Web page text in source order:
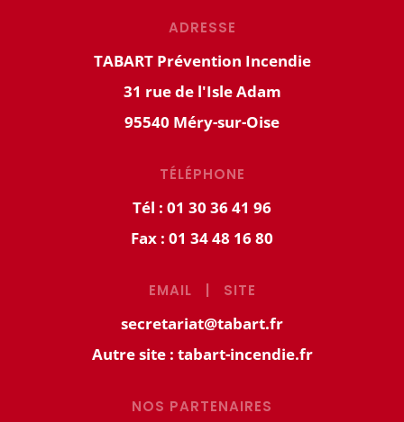
ADRESSE
TABART Prévention Incendie
31 rue de l'Isle Adam
95540 Méry-sur-Oise
TÉLÉPHONE
Tél : 01 30 36 41 96
Fax : 01 34 48 16 80
EMAIL | SITE
secretariat@tabart.fr
Autre site : tabart-incendie.fr
NOS PARTENAIRES